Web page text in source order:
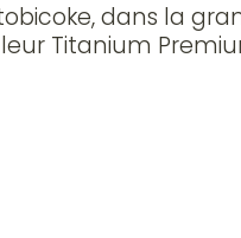
dans la
Titanium